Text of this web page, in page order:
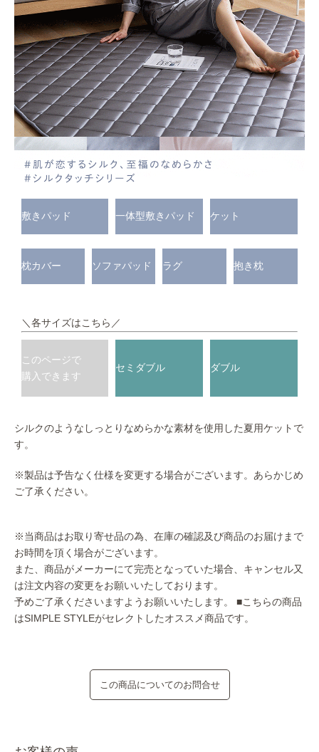
敷きパッド 一体型敷きパッド ケット
枕カバー ソファパッド ラグ 抱き枕
＼各サイズはこちら／
このページで
購入できます
セミダブル ダブル
シルクのようなしっとりなめらかな素材を使用した夏用ケットで
す。
※製品は予告なく仕様を変更する場合がございます。あらかじめ
ご了承ください。
※当商品はお取り寄せ品の為、在庫の確認及び商品のお届けまで
お時間を頂く場合がございます。
また、商品がメーカーにて完売となっていた場合、キャンセル又
は注文内容の変更をお願いいたしております。
予めご了承くださいますようお願いいたします。 ■こちらの商品
はSIMPLE STYLEがセレクトしたオススメ商品です。
この商品についてのお問合せ